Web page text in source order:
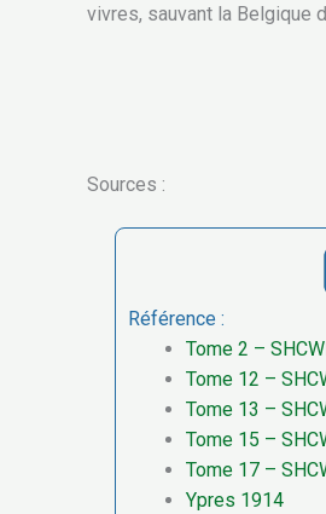
vivres, sauvant la Belgique
Sources :
Référence :
Tome 2 –
Tome 12 –
Tome 13 –
Tome 15 –
Tome 17 –
Ypres 1914